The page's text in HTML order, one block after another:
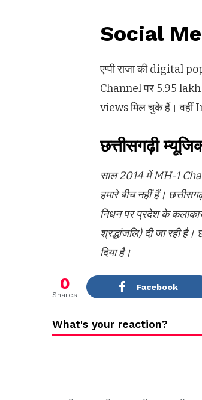
Social
एप्पी राजा की digital
Channel पर 5.95
views मिल चुके हैं। वहीं
छत्तीसगढ़ी
साल 2014 में MH-1
हमारे बीच नहीं हैं।
निधन पर प्रदेश के
श्रद्धांजलि) दी जा रही
दिया है।
0
Shares
Facebook
What's your reaction?